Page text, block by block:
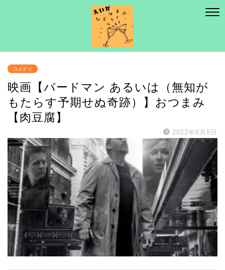
コメディ
映画【バードマン あるいは（無知が
もたらす予期せぬ奇跡）】おつまみ
【肉豆腐】
2022年6月8日